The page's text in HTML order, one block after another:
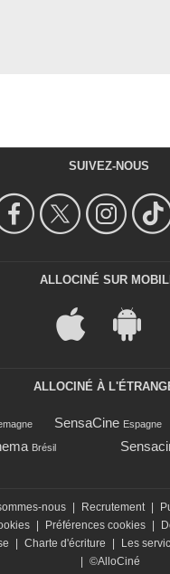
SUIVEZ-NOUS
ALLOCINÉ SUR
ALLOCINÉ À
SensaCine Espagne
Brésil
nous Recrutement
Préférences cookies
Charte d'écriture Les
©AlloCiné